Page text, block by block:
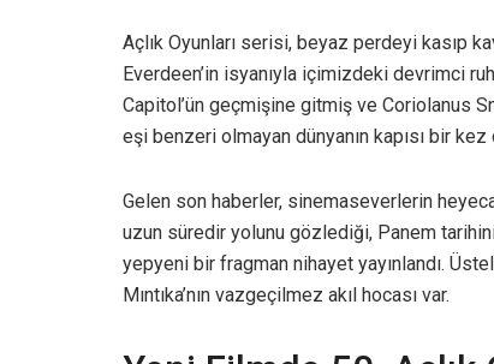
Açlık Oyunları serisi, beyaz perdeyi kasıp
Everdeen’in isyanıyla içimizdeki devrimci
Capitol’ün geçmişine gitmiş ve Coriolanus
eşi benzeri olmayan dünyanın kapısı bir kez
Gelen son haberler, sinemaseverlerin
uzun süredir yolunu gözlediği, Panem
yepyeni bir fragman nihayet yayınlandı.
Mıntıka’nın vazgeçilmez akıl hocası var.